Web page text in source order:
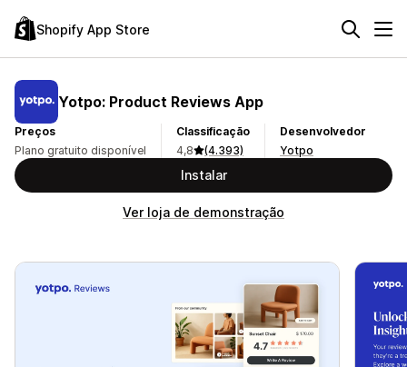
Shopify App Store
Yotpo: Product Reviews App
Preços
Plano gratuito disponível
Classificação
4,8
(4.393)
Desenvolvedor
Yotpo
Instalar
Ver loja de demonstração